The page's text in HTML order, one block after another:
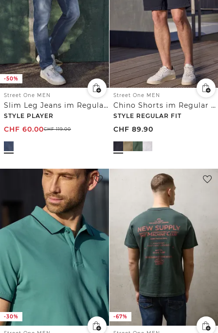
-50%
Street One MEN
Slim Leg Jeans im Regular Fit
STYLE PLAYER
CHF 60.00CHF119.00
Street One MEN
Chino Shorts im Regular Fit mit Flexbund
STYLE REGULAR FIT
CHF 89.90
-30% -67%